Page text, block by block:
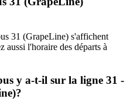
31 (GrapeLine) s'affichent
aussi l'horaire des départs à
y a-t-il sur la ligne 31 -